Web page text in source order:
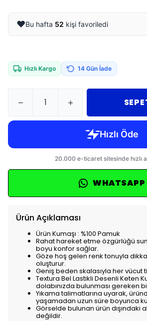
❤️Bu hafta 52 kişi favoriledi
Hızlı Kargo 14 Gün İade
WHATSAPP
Ürün Açıklaması
Ürün Kumaşı : %100 Pamuk
Rahat hareket etme özgürlüğü
boyu konfor sağlar.
Göze hoş gelen renk tonuyla
oluşturur.
Geniş beden skalasıyla her vücut
Textura Bel Lastikli Desenli Keten
dolabınızda bulunması gereken
Yıkama talimatlarına uyarak,
yaşamadan uzun süre boyunca
Görselde bulunan ürün dışındaki
değildir.